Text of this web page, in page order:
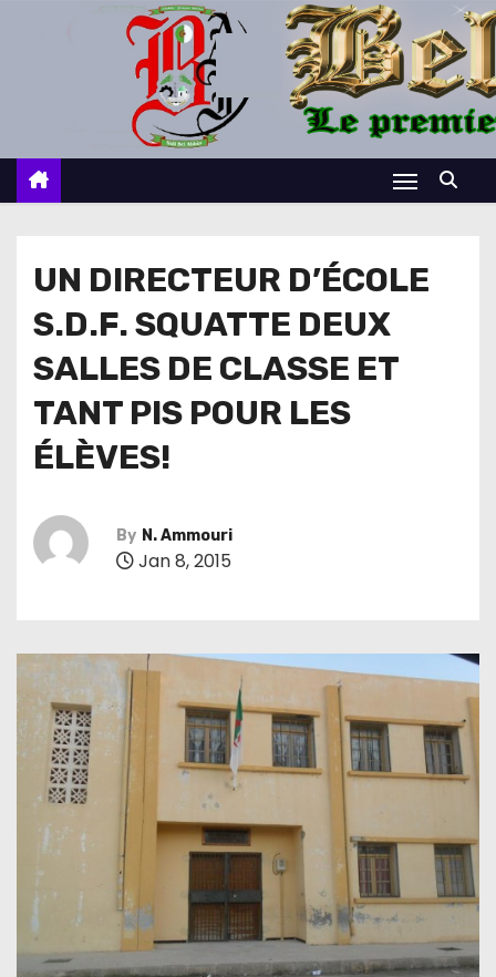
c
UN DIRECTEUR D’ÉCOLE
S.D.F. SQUATTE DEUX
SALLES DE CLASSE ET
TANT PIS POUR LES
ÉLÈVES!
By N. Ammouri
Jan 8, 2015